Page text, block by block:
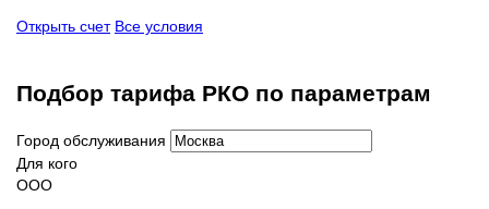
Открыть счет Все условия
Подбор тарифа РКО по параметрам
Город обслуживания
Для кого
ООО